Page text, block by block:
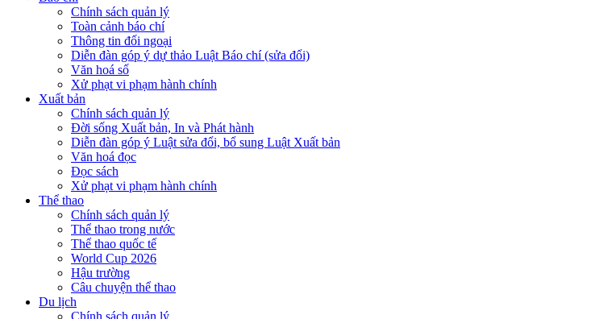
Chính sách quản lý
Toàn cảnh báo chí
Thông tin đối ngoại
Diễn đàn góp ý dự thảo Luật Báo chí (sửa đổi)
Văn hoá số
Xử phạt vi phạm hành chính
Xuất bản
Chính sách quản lý
Đời sống Xuất bản, In và Phát hành
Diễn đàn góp ý Luật sửa đổi, bổ sung Luật Xuất bản
Văn hoá đọc
Đọc sách
Xử phạt vi phạm hành chính
Thể thao
Chính sách quản lý
Thể thao trong nước
Thể thao quốc tế
World Cup 2026
Hậu trường
Câu chuyện thể thao
Du lịch
Chính sách quản lý